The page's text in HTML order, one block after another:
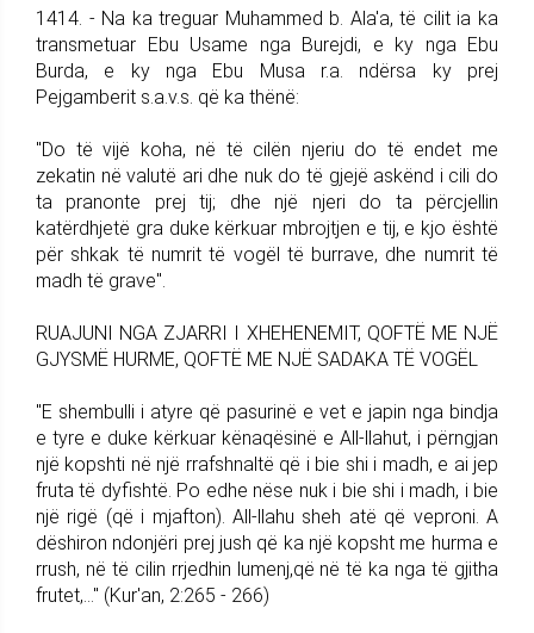
1414. - Na ka treguar Muhammed b. Ala'a, të cilit ia ka
transmetuar Ebu Usame nga Burejdi, e ky nga Ebu
Burda, e ky nga Ebu Musa r.a. ndërsa ky prej
Pejgamberit s.a.v.s. që ka thënë:
"Do të vijë koha, në të cilën njeriu do të endet me
zekatin në valutë ari dhe nuk do të gjejë askënd i cili do
ta pranonte prej tij; dhe një njeri do ta përcjellin
katërdhjetë gra duke kërkuar mbrojtjen e tij, e kjo është
për shkak të numrit të vogël të burrave, dhe numrit të
madh të grave".
RUAJUNI NGA ZJARRI I XHEHENEMIT, QOFTË ME NJË
GJYSMË HURME, QOFTË ME NJË SADAKA TË VOGËL
"E shembulli i atyre që pasurinë e vet e japin nga bindja
e tyre e duke kërkuar kënaqësinë e All-llahut, i përngjan
një kopshti në një rrafshnaltë që i bie shi i madh, e ai jep
fruta të dyfishtë. Po edhe nëse nuk i bie shi i madh, i bie
një rigë (që i mjafton). All-llahu sheh atë që veproni. A
dëshiron ndonjëri prej jush që ka një kopsht me hurma e
rrush, në të cilin rrjedhin lumenj,që në të ka nga të gjitha
frutet,..." (Kur'an, 2:265 - 266)